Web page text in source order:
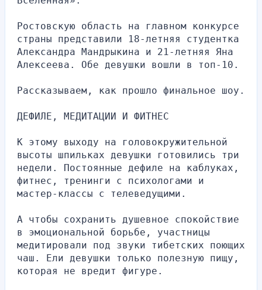
Ростовскую область на главном конкурсе
страны представили 18-летняя студентка
Александра Мандрыкина и 21-летняя Яна
Алексеева. Обе девушки вошли в топ-10.
Рассказываем, как прошло финальное шоу.
ДЕФИЛЕ, МЕДИТАЦИИ И ФИТНЕС
К этому выходу на головокружительной
высоты шпильках девушки готовились три
недели. Постоянные дефиле на каблуках,
фитнес, тренинги с психологами и
мастер-классы с телеведущими.
А чтобы сохранить душевное спокойствие
в эмоциональной борьбе, участницы
медитировали под звуки тибетских поющих
чаш. Ели девушки только полезную пищу,
которая не вредит фигуре.